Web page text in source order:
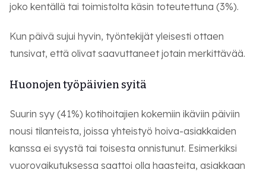
joko kentällä tai toimistolta käsin toteutettuna (3%).
Kun päivä sujui hyvin, työntekijät yleisesti ottaen
tunsivat, että olivat saavuttaneet jotain merkittävää.
Huonojen työpäivien syitä
Suurin syy (41%) kotihoitajien kokemiin ikäviin päiviin
nousi tilanteista, joissa yhteistyö hoiva-asiakkaiden
kanssa ei syystä tai toisesta onnistunut. Esimerkiksi
vuorovaikutuksessa saattoi olla haasteita, asiakkaan